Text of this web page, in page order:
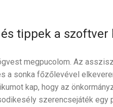
tippek a szoftver
megpucolom. Az
a sonka főzőlevével
kap, hogy az
szerencsejáték egy